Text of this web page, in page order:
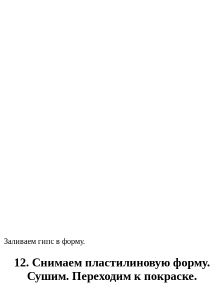
Заливаем гипс в форму.
12. Снимаем пластилиновую форму.
Сушим. Переходим к покраске.